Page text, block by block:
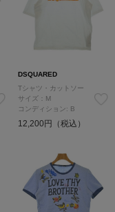
DSQUARED
Tシャツ・カットソー
サイズ：M
コンディション: B
12,200円（税込）